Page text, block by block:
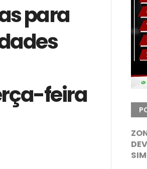
para
feira